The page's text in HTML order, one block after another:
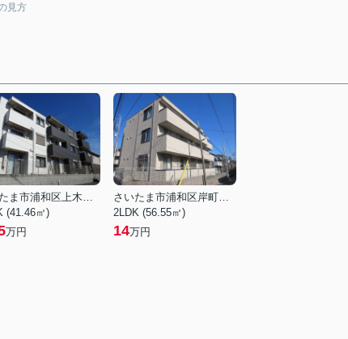
見方
さいたま市浦和区上木崎５丁目
(41.46㎡)
万円
さいたま市浦和区岸町６丁目
2LDK (56.55㎡)
14万円